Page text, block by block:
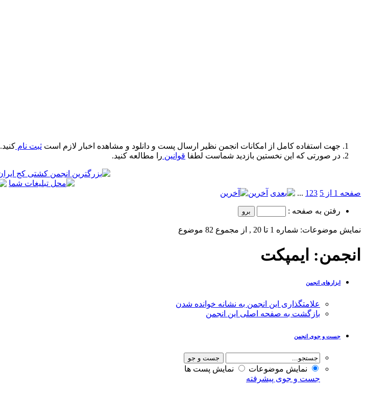
جهت استفاده کامل از امکانات انجمن نظیر ارسال پست و دانلود و مشاهده اخبار لازم است ثبت نام کنید.
در صورتی که این نخستین بازدید شماست لطفا قوانین را مطالعه کنید.
صفحه 1 از 5 1 23
... آخرین
رفتن به صفحه :
نمایش موضوعات: شماره 1 تا 20 , از مجموع ‍82 موضوع
انجمن: ایمپکت
ابزارهای انجمن
علامتگذاری این انجمن به نشانه خوانده شدن
بازگشت به صفحه اصلی این انجمن
جست و جوی انجمن
نمایش موضوعات
نمایش پست ها
جست و جوی پیشرفته